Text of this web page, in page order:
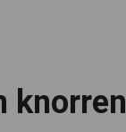
knorren